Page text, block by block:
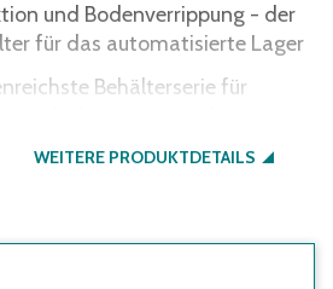
und Bodenverrippung - der
für das automatisierte Lager
Behälterserie für
beim Transport
WEITERE PRODUKTDETAILS